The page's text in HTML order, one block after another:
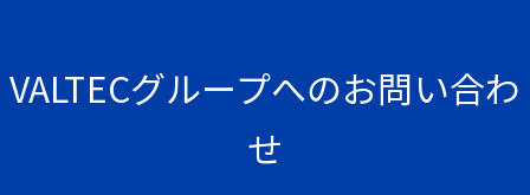
VALTECグループへのお問い合わ
せ